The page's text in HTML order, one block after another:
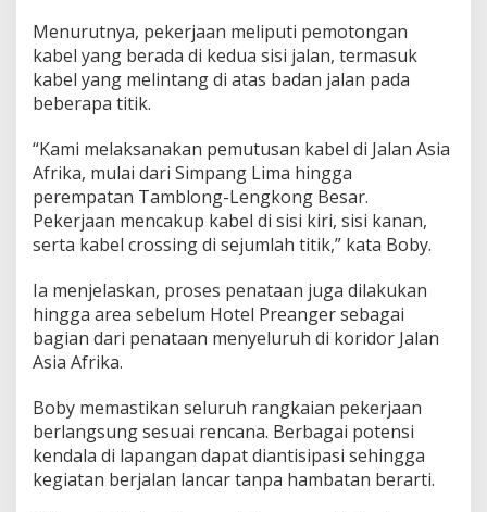
Menurutnya, pekerjaan meliputi pemotongan
kabel yang berada di kedua sisi jalan, termasuk
kabel yang melintang di atas badan jalan pada
beberapa titik.
“Kami melaksanakan pemutusan kabel di Jalan Asia
Afrika, mulai dari Simpang Lima hingga
perempatan Tamblong-Lengkong Besar.
Pekerjaan mencakup kabel di sisi kiri, sisi kanan,
serta kabel crossing di sejumlah titik,” kata Boby.
Ia menjelaskan, proses penataan juga dilakukan
hingga area sebelum Hotel Preanger sebagai
bagian dari penataan menyeluruh di koridor Jalan
Asia Afrika.
Boby memastikan seluruh rangkaian pekerjaan
berlangsung sesuai rencana. Berbagai potensi
kendala di lapangan dapat diantisipasi sehingga
kegiatan berjalan lancar tanpa hambatan berarti.